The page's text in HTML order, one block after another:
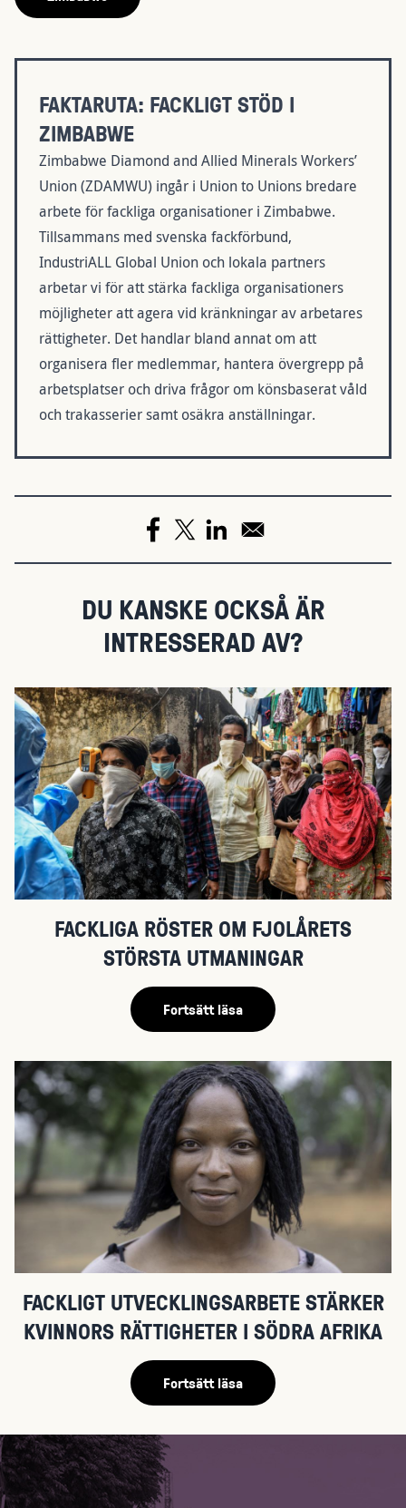
FAKTARUTA: FACKLIGT STÖD I
ZIMBABWE
Zimbabwe Diamond and Allied Minerals Workers’
Union (ZDAMWU) ingår i Union to Unions bredare
arbete för fackliga organisationer i Zimbabwe.
Tillsammans med svenska fackförbund,
IndustriALL Global Union och lokala partners
arbetar vi för att stärka fackliga organisationers
möjligheter att agera vid kränkningar av arbetares
rättigheter. Det handlar bland annat om att
organisera fler medlemmar, hantera övergrepp på
arbetsplatser och driva frågor om könsbaserat våld
och trakasserier samt osäkra anställningar.
DU KANSKE OCKSÅ ÄR
INTRESSERAD AV?
FACKLIGA RÖSTER OM FJOLÅRETS
STÖRSTA UTMANINGAR
Fortsätt läsa
FACKLIGT UTVECKLINGSARBETE STÄRKER
KVINNORS RÄTTIGHETER I SÖDRA AFRIKA
Fortsätt läsa